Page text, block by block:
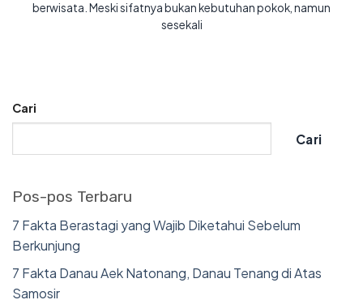
berwisata. Meski sifatnya bukan kebutuhan pokok, namun
sesekali
Cari
Cari
Pos-pos Terbaru
7 Fakta Berastagi yang Wajib Diketahui Sebelum
Berkunjung
7 Fakta Danau Aek Natonang, Danau Tenang di Atas
Samosir